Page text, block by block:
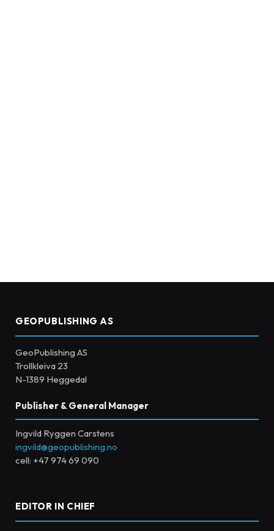
GEOPUBLISHING AS
GeoPublishing AS
Trollkleiva 23
N-1389 Heggedal
Publisher & General Manager
Ingvild Ryggen Carstens
ingvild@geopublishing.no
cell: +47 974 69 090
EDITOR IN CHIEF